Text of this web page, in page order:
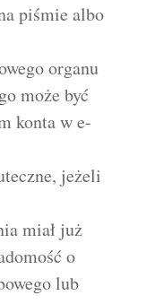
piśmie albo
organu
może być
konta w e-
jeżeli
miał już
o
lub